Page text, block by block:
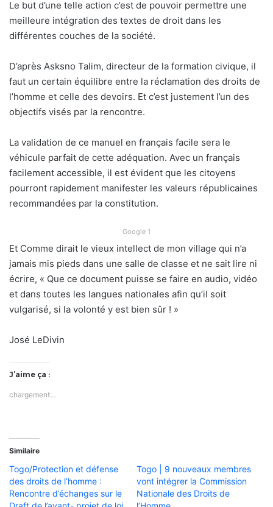
Le but d’une telle action c’est de pouvoir permettre une
meilleure intégration des textes de droit dans les
différentes couches de la société.
D’après Asksno Talim, directeur de la formation civique, il
faut un certain équilibre entre la réclamation des droits de
l’homme et celle des devoirs. Et c’est justement l’un des
objectifs visés par la rencontre.
La validation de ce manuel en français facile sera le
véhicule parfait de cette adéquation. Avec un français
facilement accessible, il est évident que les citoyens
pourront rapidement manifester les valeurs républicaines
recommandées par la constitution.
Google 1
Et Comme dirait le vieux intellect de mon village qui n’a
jamais mis pieds dans une salle de classe et ne sait lire ni
écrire, « Que ce document puisse se faire en audio, vidéo
et dans toutes les langues nationales afin qu’il soit
vulgarisé, si la volonté y est bien sûr ! »
José LeDivin
J’aime ça :
chargement…
Similaire
Togo/Protection et défense
des droits de l’homme :
Rencontre d’échanges sur le
Togo | 9 nouveaux membres
vont intégrer la Commission
Nationale des Droits de